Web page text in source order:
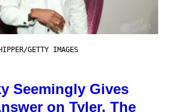
GETTY IMAGES
Seemingly Gives
on Tyler, The